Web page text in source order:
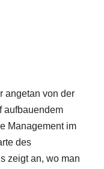
angetan von der
aufbauendem
Management im
des
zeigt an, wo man